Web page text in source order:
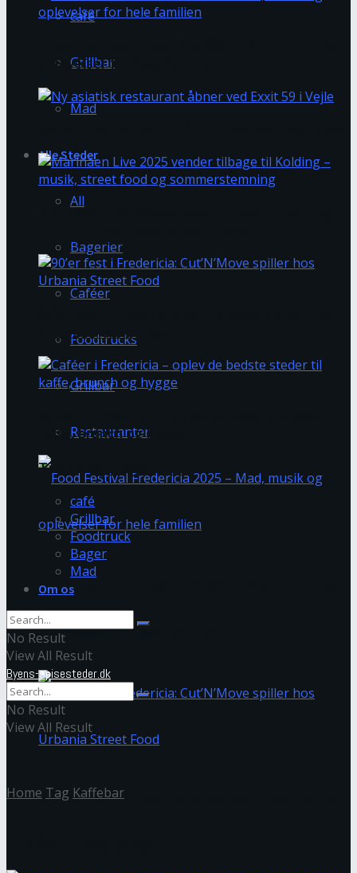
café
Grillbar
Mad
Alle Steder
All
Bagerier
Caféer
Foodtrucks
Grillbar
Restauranter
Food Festival Fredericia 2025 – Mad, musik og
oplevelser for hele familien
Gratis koncert med Blå Øjne hos Urbania Street
oplevelser for hele familien
Marinaen Live 2025 vender tilbage til Kolding –
Urbania Street Food
kaffe, brunch og hygge
Trending Tags
café
Grillbar
Foodtruck
Bager
Mad
Om os
No Result
View All Result
Byens-spisesteder.dk
No Result
View All Result
Home Tag Kaffebar